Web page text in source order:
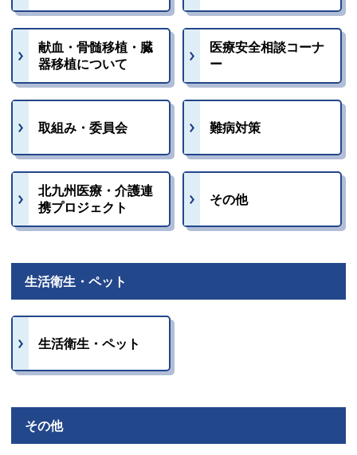
献血・骨髄移植・臓
器移植について
医療安全相談コーナ
ー
取組み・委員会 難病対策
北九州医療・介護連
携プロジェクト
その他
生活衛生・ペット
生活衛生・ペット
その他